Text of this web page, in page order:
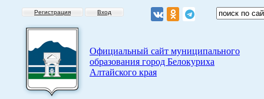
Регистрация Вход
Официальный сайт муниципального
образования город Белокуриха
Алтайского края